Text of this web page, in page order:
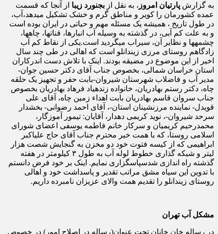
به گزارش پارتیان امروز ، به نقل از بجنورد زیبا از آن­جا که قسمت
عمده کشورمان را کویر و مناطق گرم و خشک تشکیل می­دهد،آب،
در طول تاریخ ، همیشه یک مسئله مهم و حیاتی در ایران بوده است
و به علت کم آبی، در گذشته به وسیله آب انبارها، قنات­ها، چاه­ها،
چشمه­ها و نظایر آن، سیراب می­گردید است.یکی از نقاط کم آب
زادگاهم روستای مرزی زیندانلو است که اهالی در طی چند سال
اخیر از این موضوع در مضیقه بودند. اینک با تلاش دست اندرکاران
استان خراسان شمالی، بخصوص جناب آقای دکتر حسین جوان-
مدیر آب و فاضلاب شهرستان شیروان-بابت حفر و تجهیز یک حلقه
چاه، دکتر رستم بهادریان، خانواده زنده­یاد فرهاد بهادریان بخصوص
جناب سروان قاسم بهادریان بابت اهداء زمین چاه، آقای علی
قویدل- نماینده مرزنشینان استان-، آقای احمد رضوانی- بخشدار
سرحد شیروان-، نوید کریمی دهدار، آقایان: تیمور آموزگار،
محمدرحیم کریمیان و سرکار خانم فاطمه یوسفی اعضای شورای
اسلامی روستا، که با همت خیر محترم جناب آقای حاج علی­اکبر
ابراهیمی که از کیسه فتوت خود دو مخزن به گنجایش شصت هزار
لیتر و شبکه گذاری خطوط لوله آب به طول ۳ کیلومتر در هفته
گذشته راه اندازی شدسپاسگزاری نمایم. اینک بر خود فرض دانستم
با تدوین این سیاه مشق مراتب تقدیر و پاسداشت خود و اهالی
روستای زیندانلو را تقدیم همت والای عزیزان نامبرده داریم.
مشکل آب تهران
در رساله خان خانان تحت عنوان(رساله در اصلاح امور) در خصوص